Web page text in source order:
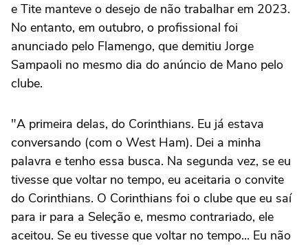
e Tite manteve o desejo de não trabalhar em 2023.
No entanto, em outubro, o profissional foi
anunciado pelo Flamengo, que demitiu Jorge
Sampaoli no mesmo dia do anúncio de Mano pelo
clube.
"A primeira delas, do Corinthians. Eu já estava
conversando (com o West Ham). Dei a minha
palavra e tenho essa busca. Na segunda vez, se eu
tivesse que voltar no tempo, eu aceitaria o convite
do Corinthians. O Corinthians foi o clube que eu saí
para ir para a Seleção e, mesmo contrariado, ele
aceitou. Se eu tivesse que voltar no tempo... Eu não